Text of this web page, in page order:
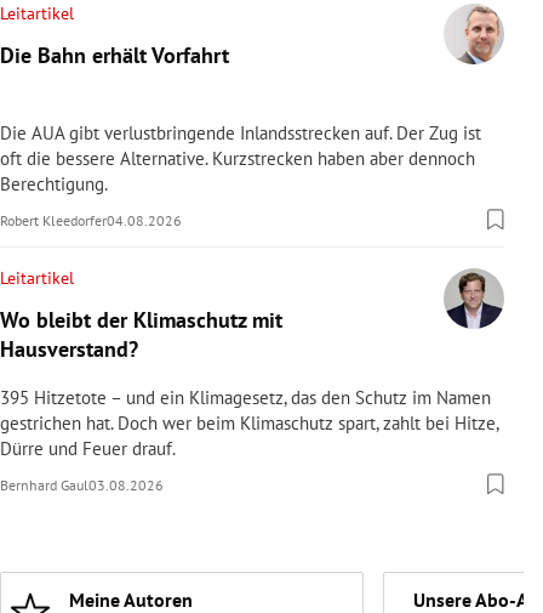
Leitartikel
Die Bahn erhält Vorfahrt
Die AUA gibt verlustbringende Inlandsstrecken auf. Der Zug ist
oft die bessere Alternative. Kurzstrecken haben aber dennoch
Berechtigung.
Robert Kleedorfer04.08.2026
Leitartikel
Wo bleibt der Klimaschutz mit
Hausverstand?
395 Hitzetote – und ein Klimagesetz, das den Schutz im Namen
gestrichen hat. Doch wer beim Klimaschutz spart, zahlt bei Hitze,
Dürre und Feuer drauf.
Bernhard Gaul03.08.2026
Meine Autoren Unsere Abo-